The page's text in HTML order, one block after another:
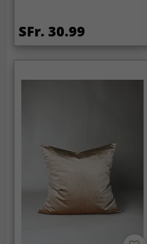
SFr. 30.99